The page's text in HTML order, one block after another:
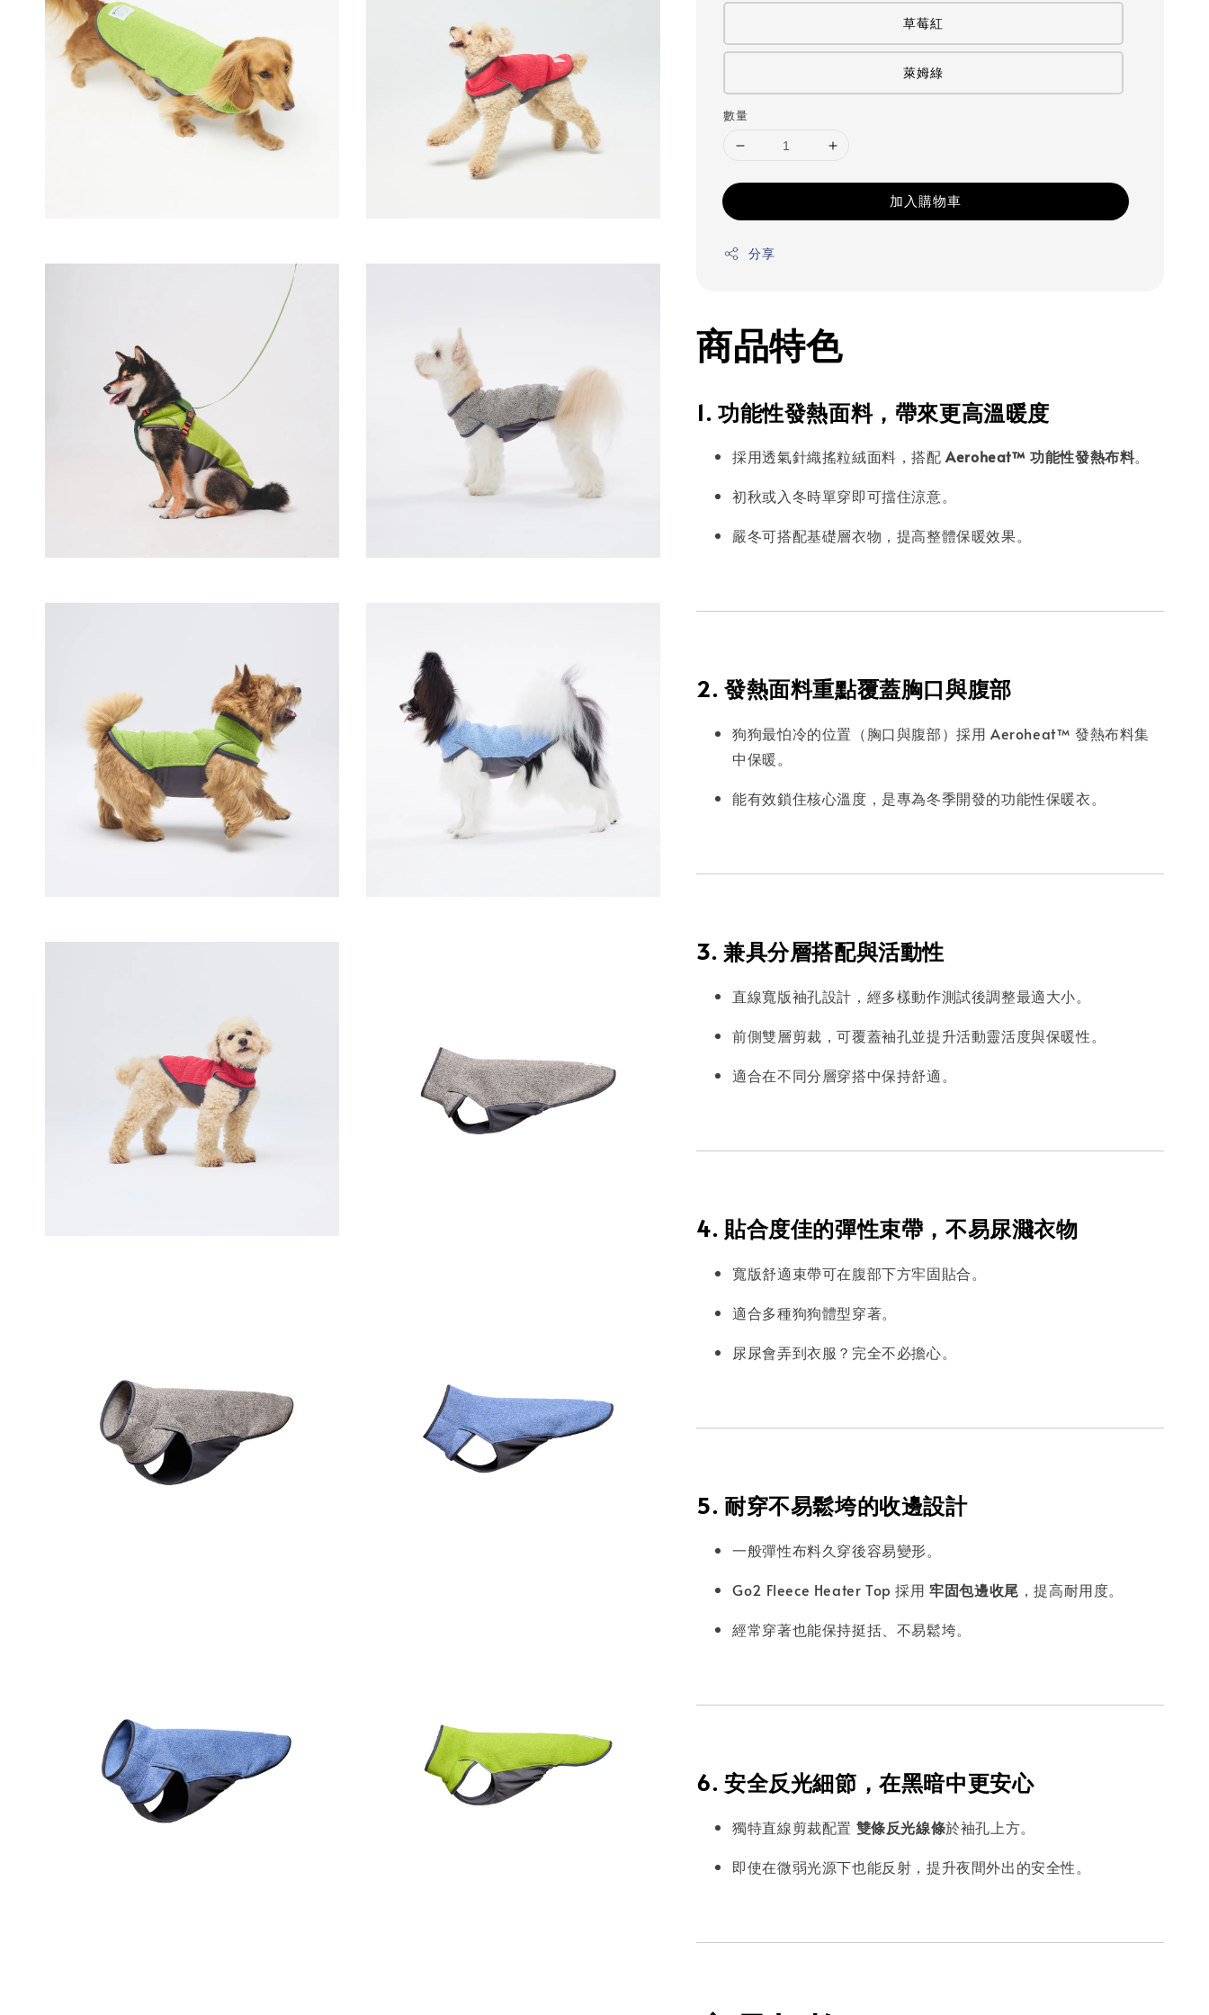
草莓紅
萊姆綠
數量
加入購物車
分享
商品特色
1. 功能性發熱面料，帶來更高溫暖度
採用透氣針織搖粒絨面料，搭配Aeroheat™ 功能性發熱布料。
初秋或入冬時單穿即可擋住涼意。
嚴冬可搭配基礎層衣物，提高整體保暖效果。
2. 發熱面料重點覆蓋胸口與腹部
狗狗最怕冷的位置（胸口與腹部）採用 Aeroheat™ 發熱布料集
中保暖。
能有效鎖住核心溫度，是專為冬季開發的功能性保暖衣。
3. 兼具分層搭配與活動性
直線寬版袖孔設計，經多樣動作測試後調整最適大小。
前側雙層剪裁，可覆蓋袖孔並提升活動靈活度與保暖性。
適合在不同分層穿搭中保持舒適。
4. 貼合度佳的彈性束帶，不易尿濺衣物
寬版舒適束帶可在腹部下方牢固貼合。
適合多種狗狗體型穿著。
尿尿會弄到衣服？完全不必擔心。
5. 耐穿不易鬆垮的收邊設計
一般彈性布料久穿後容易變形。
Go2 Fleece Heater Top 採用牢固包邊收尾 ，提高耐用度。
經常穿著也能保持挺括、不易鬆垮。
6. 安全反光細節，在黑暗中更安心
獨特直線剪裁配置 雙條反光線條於袖孔上方。
即使在微弱光源下也能反射，提升夜間外出的安全性。